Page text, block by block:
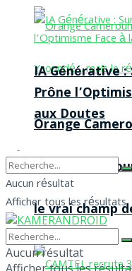
Orange
agences à
le vrai champ
IA Générative :
Prône
aux Doutes
Aucun résultat
Afficher tous les résultats
Aucun résultat